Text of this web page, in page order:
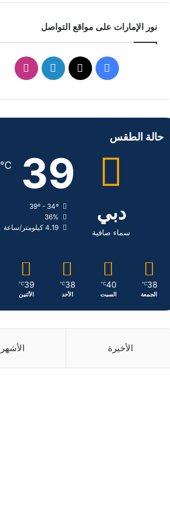
نور الإمارات على مواقع التواصل
س
ك
ن
د
ن
س
م
حالة الطقس
دبي
سماء صافية
39
℃
36%
4.19 كيلومتر/ساعة
38
℃
الجمعة
40
℃
السبت
38
℃
الأحد
39
℃
الأثنين
الأخيرة الأشهر